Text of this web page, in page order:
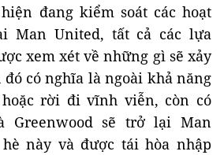
đang kiểm soát các hoạt
Man United, tất cả các lựa
xem xét về những gì sẽ xảy
có nghĩa là ngoài khả năng
rời đi vĩnh viễn, còn có
Greenwood sẽ trở lại Man
này và được tái hòa nhập